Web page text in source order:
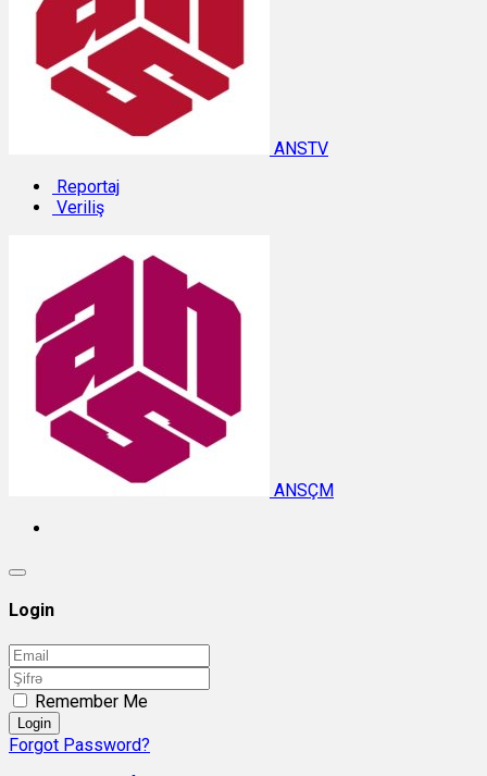
ANSTV
Reportaj
Veriliş
ANSÇM
Login
Remember Me
Login
Forgot Password?